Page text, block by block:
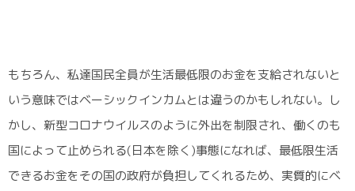
もちろん、私達国民全員が生活最低限のお金を支給されないと
いう意味ではベーシックインカムとは違うのかもしれない。し
かし、新型コロナウイルスのように外出を制限され、働くのも
国によって止められる(日本を除く)事態になれば、最低限生活
できるお金をその国の政府が負担してくれるため、実質的にベ